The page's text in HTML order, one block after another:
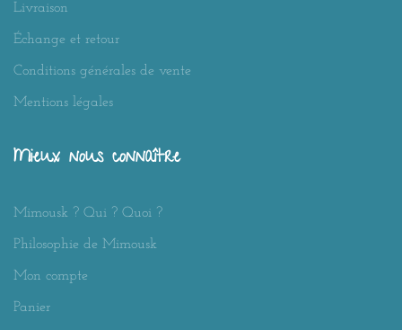
Livraison
Échange et retour
Conditions générales de vente
Mentions légales
Mieux nous connaître
Mimousk ? Qui ? Quoi ?
Philosophie de Mimousk
Mon compte
Panier